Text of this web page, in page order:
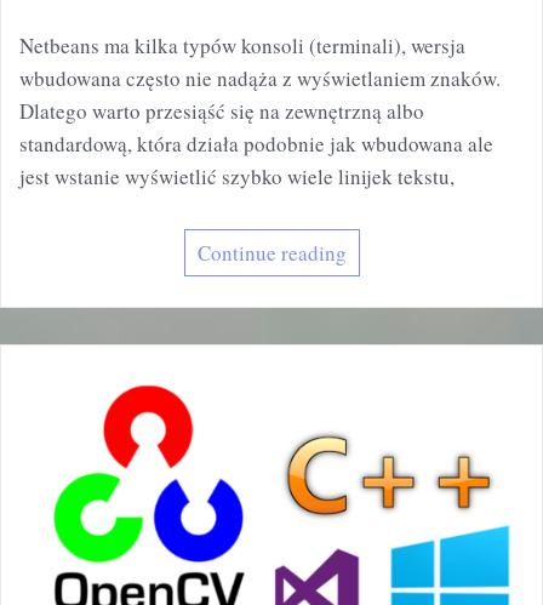
Netbeans ma kilka typów konsoli (terminali), wersja
wbudowana często nie nadąża z wyświetlaniem znaków.
Dlatego warto przesiąść się na zewnętrzną albo
standardową, która działa podobnie jak wbudowana ale
jest wstanie wyświetlić szybko wiele linijek tekstu,
Continue reading